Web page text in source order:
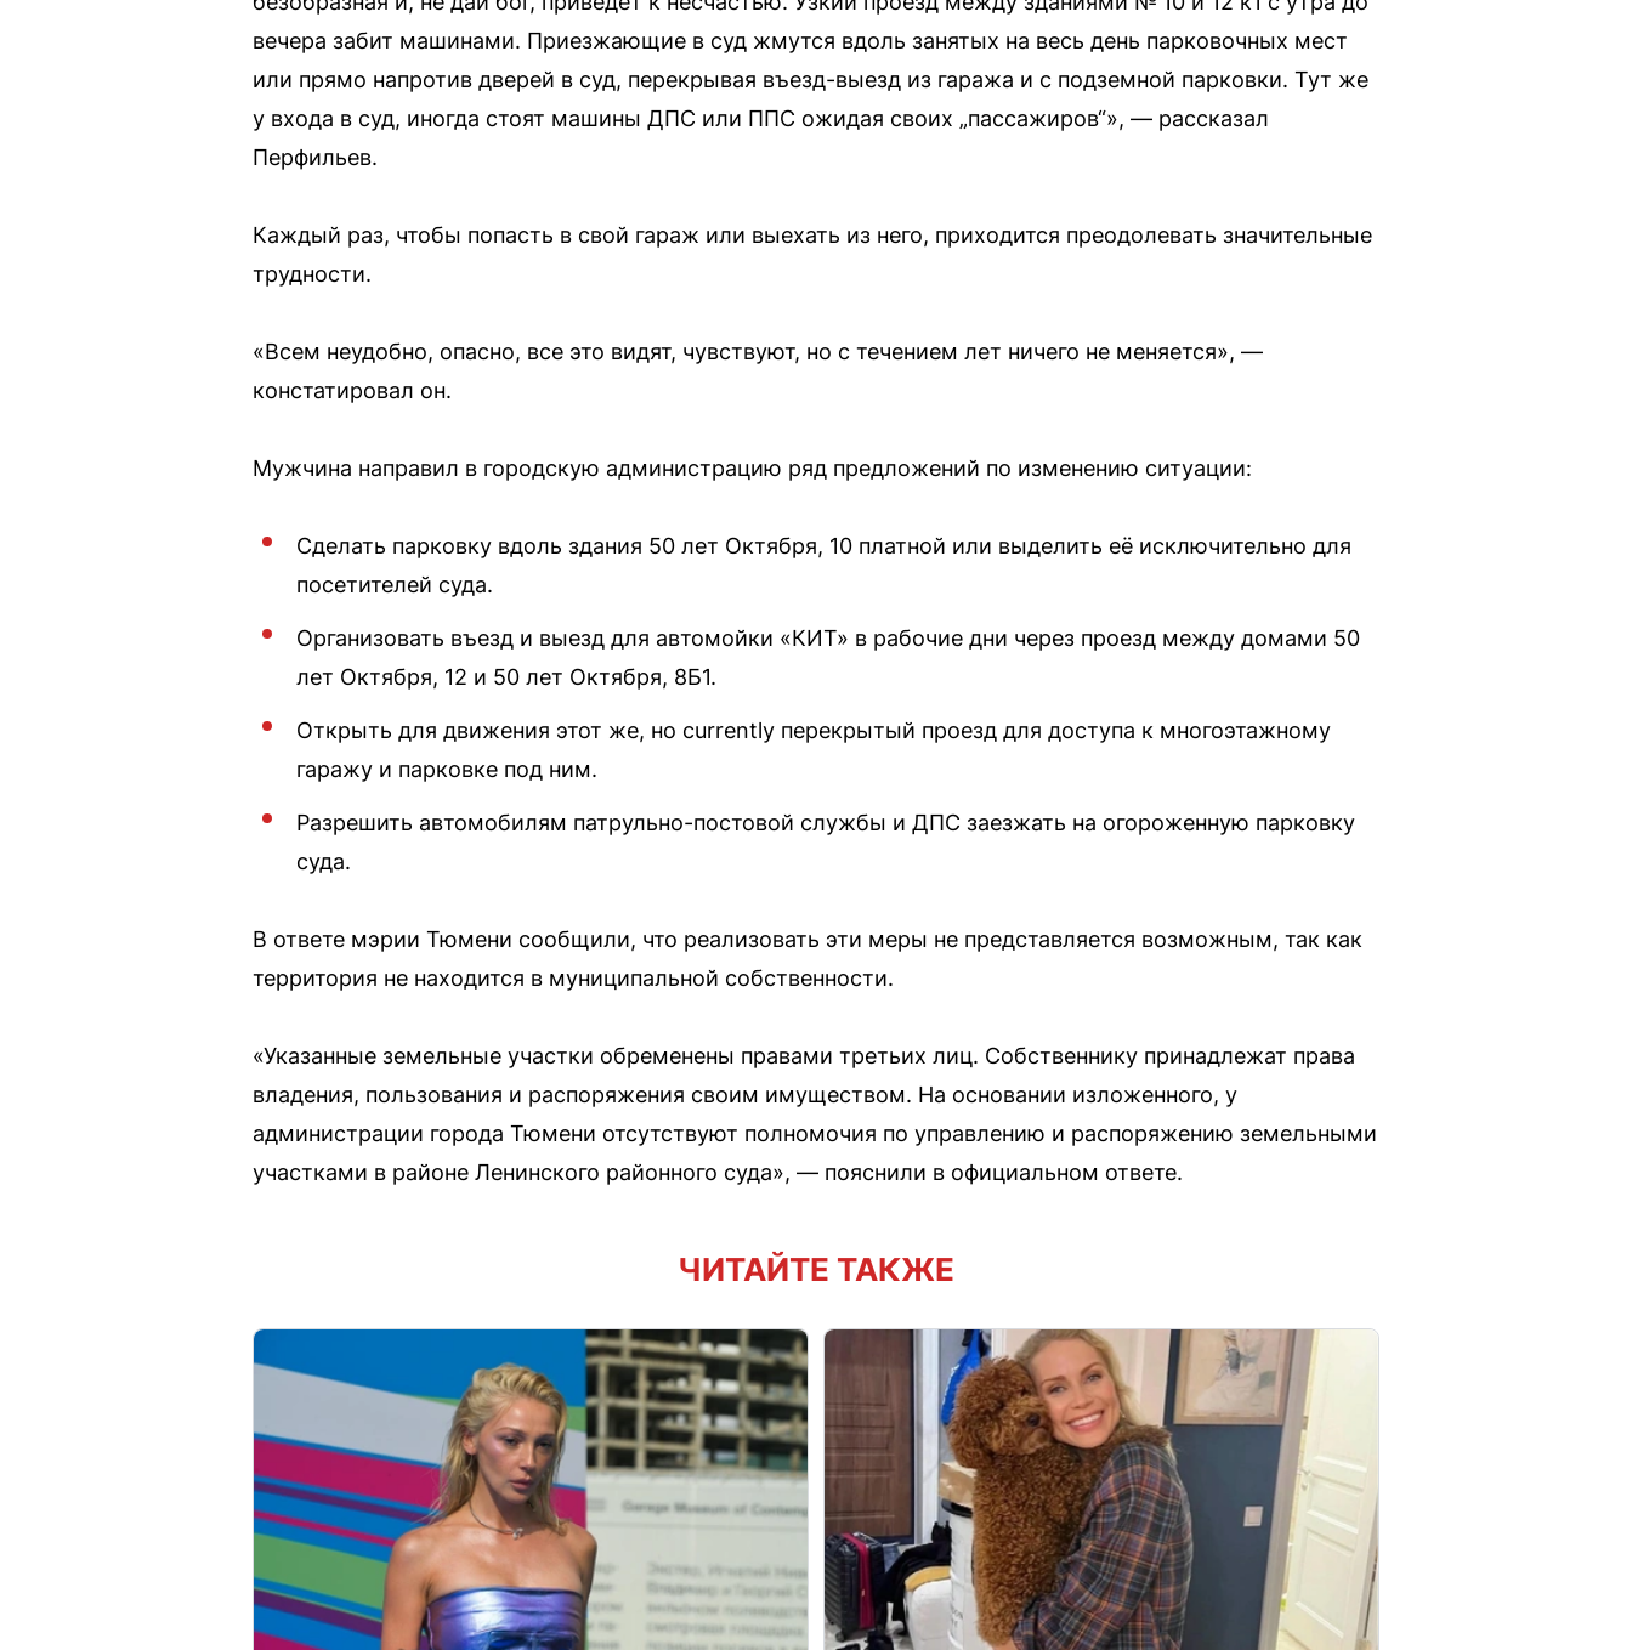
вечера забит машинами. Приезжающие в суд жмутся вдоль занятых на весь день парковочных мест
или прямо напротив дверей в суд, перекрывая въезд-выезд из гаража и с подземной парковки. Тут же
у входа в суд, иногда стоят машины ДПС или ППС ожидая своих „пассажиров“», — рассказал
Перфильев.
Каждый раз, чтобы попасть в свой гараж или выехать из него, приходится преодолевать значительные
трудности.
«Всем неудобно, опасно, все это видят, чувствуют, но с течением лет ничего не меняется», —
констатировал он.
Мужчина направил в городскую администрацию ряд предложений по изменению ситуации:
Сделать парковку вдоль здания 50 лет Октября, 10 платной или выделить её исключительно для
посетителей суда.
Организовать въезд и выезд для автомойки «КИТ» в рабочие дни через проезд между домами 50
лет Октября, 12 и 50 лет Октября, 8Б1.
Открыть для движения этот же, но currently перекрытый проезд для доступа к многоэтажному
гаражу и парковке под ним.
Разрешить автомобилям патрульно-постовой службы и ДПС заезжать на огороженную парковку
суда.
В ответе мэрии Тюмени сообщили, что реализовать эти меры не представляется возможным, так как
территория не находится в муниципальной собственности.
«Указанные земельные участки обременены правами третьих лиц. Собственнику принадлежат права
владения, пользования и распоряжения своим имуществом. На основании изложенного, у
администрации города Тюмени отсутствуют полномочия по управлению и распоряжению земельными
участками в районе Ленинского районного суда», — пояснили в официальном ответе.
ЧИТАЙТЕ ТАКЖЕ